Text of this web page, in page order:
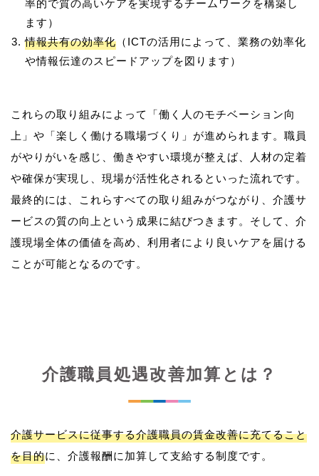
率的で質の高いケアを実現するチームワークを構築し
ます）
情報共有の効率化 （ICTの活用によって、業務の効率化
や情報伝達のスピードアップを図ります）
これらの取り組みによって「働く人のモチベーション向
上」や「楽しく働ける職場づくり」が進められます。職員
がやりがいを感じ、働きやすい環境が整えば、人材の定着
や確保が実現し、現場が活性化されるといった流れです。
最終的には、これらすべての取り組みがつながり、介護サ
ービスの質の向上という成果に結びつきます。そして、介
護現場全体の価値を高め、利用者により良いケアを届ける
介護職員処遇改善加算とは？
介護サービスに従事する介護職員の賃金改善に充てること
を目的に、介護報酬に加算して支給する制度です。